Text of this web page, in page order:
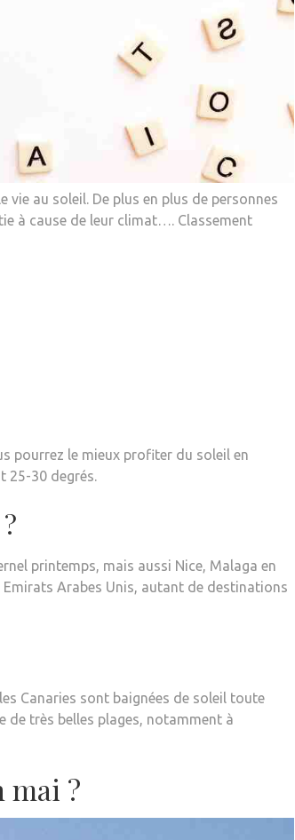
vie au soleil. De plus en plus de personnes
à cause de leur climat…. Classement
pourrez le mieux profiter du soleil en
25-30 degrés.
printemps, mais aussi Nice, Malaga en
Arabes Unis, autant de destinations
Canaries sont baignées de soleil toute
de très belles plages, notamment à
mai ?